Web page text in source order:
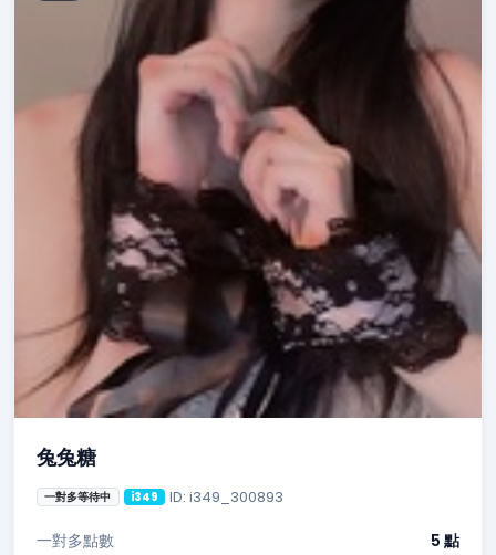
兔兔糖
一對多等待中 i349 ID: i349_300893
一對多點數
5 點